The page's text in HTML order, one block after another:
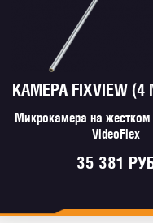
КАМЕРА FIXVIEW
Микрокамера на жестком
VideoFlex
35 381